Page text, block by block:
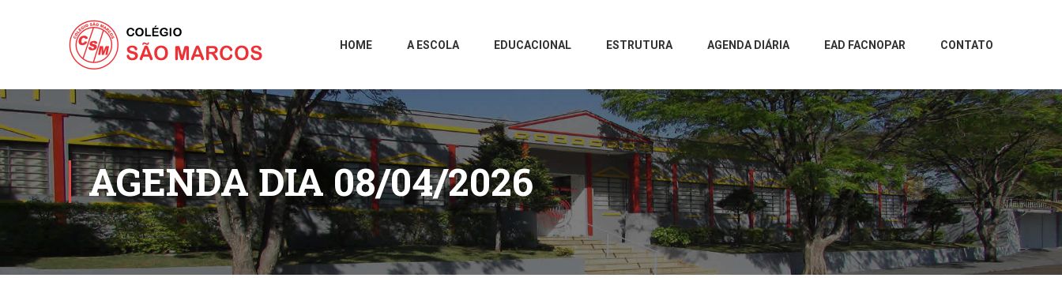
HOME A ESCOLA EDUCACIONAL ESTRUTURA AGENDA DIÁRIA EAD FACNOPAR CONTATO
AGENDA DIA 08/04/2026